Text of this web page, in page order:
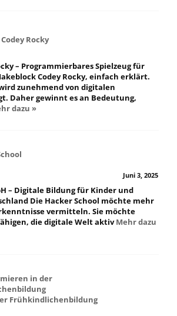
Rocky
– Programmierbares Spielzeug für
Codey Rocky, einfach erklärt.
zunehmend von digitalen
Daher gewinnt es an Bedeutung,
dazu »
Juni 3, 2025
– Digitale Bildung für Kinder und
Die Hacker School möchte mehr
vermitteln. Sie möchte
die digitale Welt aktivMehr dazu
Frühkindlichenbildung